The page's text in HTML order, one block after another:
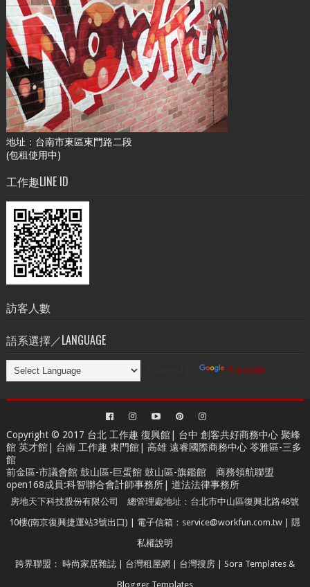
地址：台南市東區東門路二段
(包租使用中)
工作趣LINE ID
訪客人數
語系選擇／LANGUAGE
Translate
Copyright © 2017 台北 工作趣 復興館| 台中 創客共好商務中心聚峰
館 英才館| 台南 工作趣 東門館| 高雄 遠睿國際商務中心苓雅區-三多
館
前金區-市議會館 鼓山區-巨蛋館 鼓山區-旗鑑館 商務領航聯盟
open168成員:科智聯合會計師事務所| 道法法律事務所
房地天下科技股份有限公司 總管理處地址：台北市中山區復興北路48號
10樓(南京復興捷運站3號出口) | 電子信箱：service@workfun.com.tw | 隱
私權說明
跨界聯盟： 時尚家居雜誌| 台灣租屋網 台灣搜房| Sora Templates&
Blogger Templates